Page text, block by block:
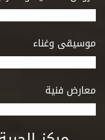
موسيقى وغناء
معارض فنية